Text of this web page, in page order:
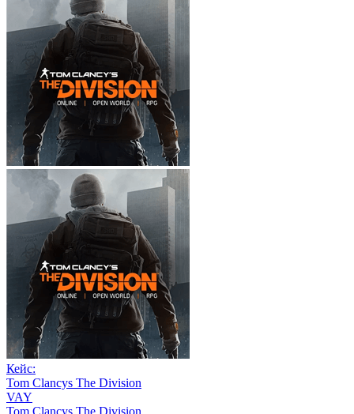
Кейс:
Tom Clancys The Division
VAY
Tom Clancys The Division